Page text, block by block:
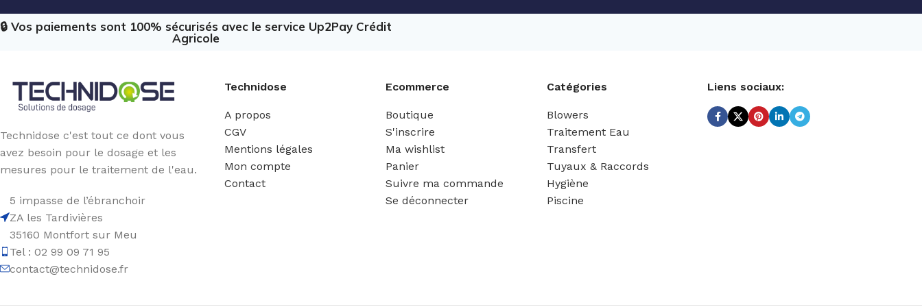
🔒 Vos paiements sont 100% sécurisés avec le service Up2Pay Crédit
Agricole
Technidose c'est tout ce dont vous
avez besoin pour le dosage et les
mesures pour le traitement de l'eau.
5 impasse de l’ébranchoir
ZA les Tardivières
35160 Montfort sur Meu
Tel : 02 99 09 71 95
contact@technidose.fr
Technidose
A propos
CGV
Mentions légales
Mon compte
Contact
Ecommerce
Boutique
S'inscrire
Ma wishlist
Panier
Suivre ma commande
Se déconnecter
Catégories
Blowers
Traitement Eau
Transfert
Tuyaux & Raccords
Hygiène
Piscine
Liens sociaux: